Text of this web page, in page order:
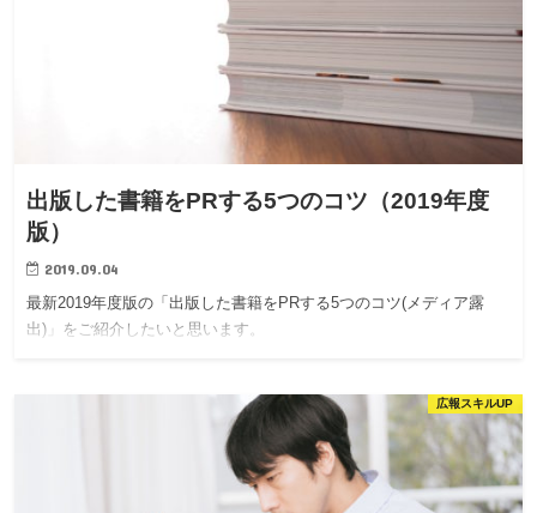
出版した書籍をPRする5つのコツ（2019年度
版）
2019.09.04
最新2019年度版の「出版した書籍をPRする5つのコツ(メディア露
出)」をご紹介したいと思います。
広報スキルUP